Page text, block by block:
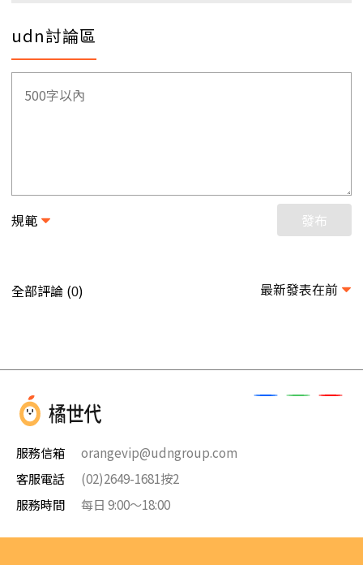
udn討論區
規範 發布
全部評論 (0) 最新發表在前
服務信箱
orangevip@udngroup.com
客服電話
(02)2649-1681按2
服務時間
每日 9:00～18:00